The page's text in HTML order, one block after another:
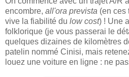
encombre, all'ora prevista (en ces
vive la fiabilité du low cost) ! Une
folklorique (je vous passerai le
quelques dizaines de kilomètres
patelin nommé Cinisi, mais
louez une voiture en ligne : ne